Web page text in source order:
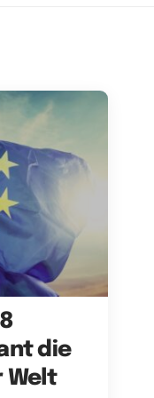
die
Welt